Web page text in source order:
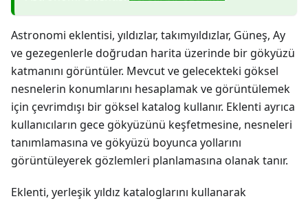
Astronomi eklentisi, yıldızlar, takımyıldızlar, Güneş, Ay
ve gezegenlerle doğrudan harita üzerinde bir gökyüzü
katmanını görüntüler. Mevcut ve gelecekteki göksel
nesnelerin konumlarını hesaplamak ve görüntülemek
için çevrimdışı bir göksel katalog kullanır. Eklenti ayrıca
kullanıcıların gece gökyüzünü keşfetmesine, nesneleri
tanımlamasına ve gökyüzü boyunca yollarını
görüntüleyerek gözlemleri planlamasına olanak tanır.
Eklenti, yerleşik yıldız kataloglarını kullanarak